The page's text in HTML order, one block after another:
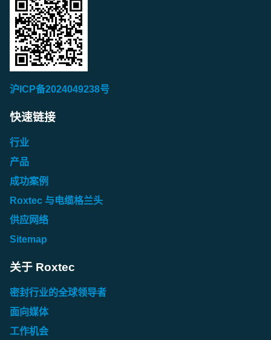
沪ICP备2024049238号
快速链接
行业
产品
成功案例
Roxtec 与电缆格兰头
供应网络
Sitemap
关于 Roxtec
密封行业的全球领导者
面向媒体
工作机会